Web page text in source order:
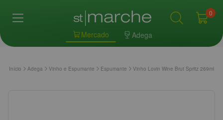
Mercado Adega
0
Início Adega Vinho e Espumante Espumante Vinho Lovin Wine Brut Spritz 269ml